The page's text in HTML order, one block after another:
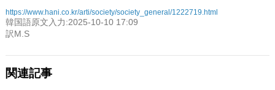
https://www.hani.co.kr/arti/society/society_general/1222719.html
韓国語原文入力:2025-10-10 17:09
訳M.S
関連記事